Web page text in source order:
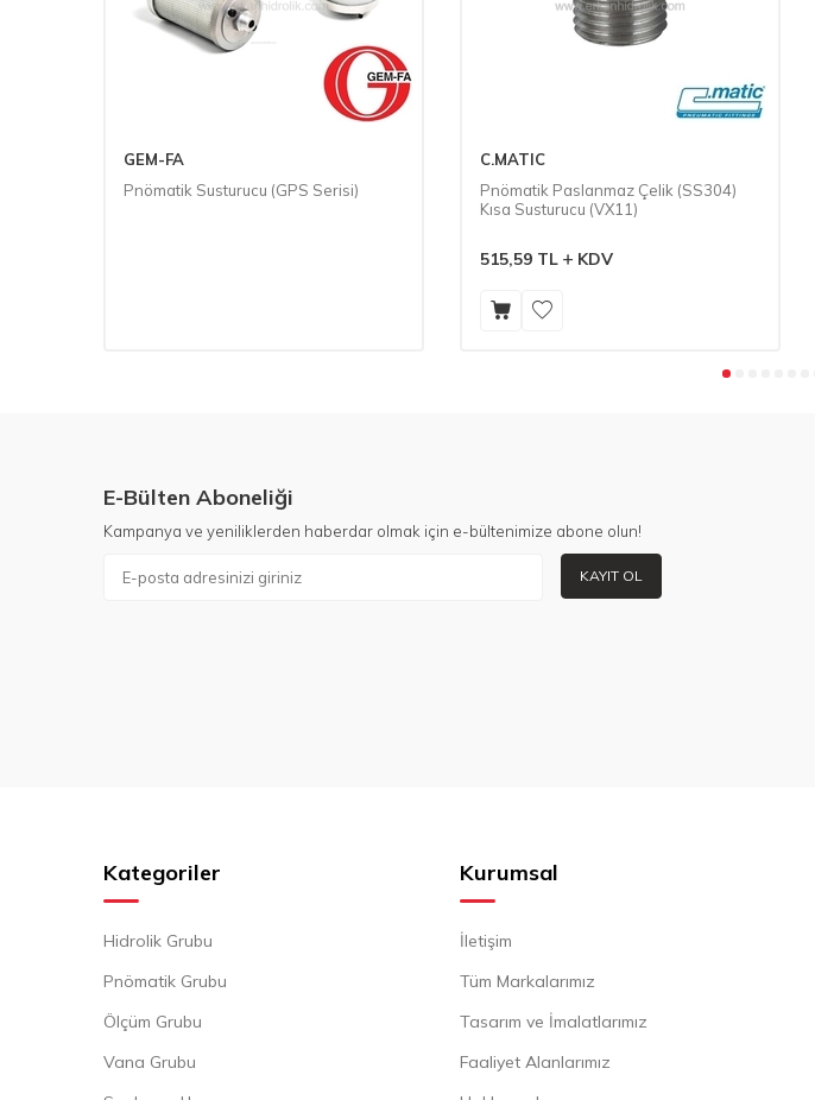
GEM-FA
Pnömatik Susturucu (GPS Serisi)
C.MATIC
Pnömatik Paslanmaz Çelik (SS304)
Kısa Susturucu (VX11)
515,59 TL KDV
E-Bülten Aboneliği
Kampanya ve yeniliklerden haberdar olmak için e-bültenimize abone olun!
KAYIT OL
Kategoriler
Hidrolik Grubu
Pnömatik Grubu
Ölçüm Grubu
Vana Grubu
Kurumsal
İletişim
Tüm Markalarımız
Tasarım ve İmalatlarımız
Faaliyet Alanlarımız